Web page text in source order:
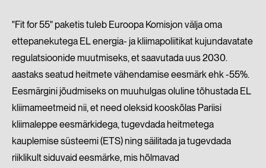
"Fit for 55" paketis tuleb Euroopa Komisjon välja oma
ettepanekutega EL energia- ja kliimapoliitikat kujundavatate
regulatsioonide muutmiseks, et saavutada uus 2030.
aastaks seatud heitmete vähendamise eesmärk ehk -55%.
Eesmärgini jõudmiseks on muuhulgas oluline tõhustada EL
kliimameetmeid nii, et need oleksid kooskõlas Pariisi
kliimaleppe eesmärkidega, tugevdada heitmetega
kauplemise süsteemi (ETS) ning säilitada ja tugevdada
riiklikult siduvaid eesmärke, mis hõlmavad